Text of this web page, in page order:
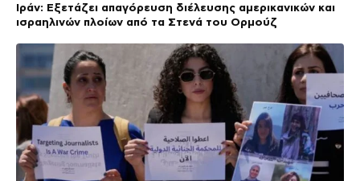
Ιράν: Εξετάζει απαγόρευση διέλευσης αμερικανικών και
ισραηλινών πλοίων από τα Στενά του Ορμούζ